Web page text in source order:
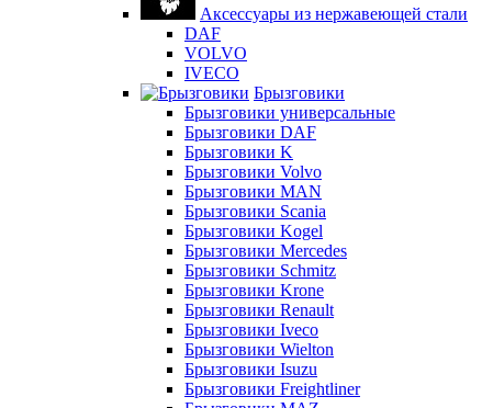
Аксессуары из нержавеющей стали
DAF
VOLVO
IVECO
Брызговики
Брызговики универсальные
Брызговики DAF
Брызговики K
Брызговики Volvo
Брызговики MAN
Брызговики Scania
Брызговики Kogel
Брызговики Mercedes
Брызговики Schmitz
Брызговики Krone
Брызговики Renault
Брызговики Iveco
Брызговики Wielton
Брызговики Isuzu
Брызговики Freightliner